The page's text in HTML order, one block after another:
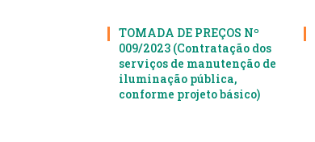
TOMADA DE PREÇOS Nº
009/2023 (Contratação dos
serviços de manutenção de
iluminação pública,
conforme projeto básico)